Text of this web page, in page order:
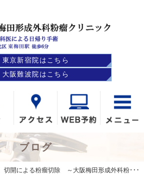
東京新宿院はこちら
大阪難波院はこちら
ブログ
切開による粉瘤切除 ～大阪梅田形成外科粉･･･